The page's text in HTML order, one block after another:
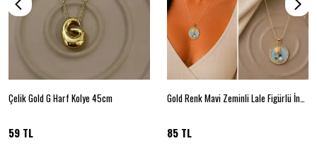
Çelik Gold G Harf Kolye 45cm
59 TL
Gold Renk Mavi Zeminli Lale Figürlü İnci Detaylı Yuvarlak Kolye
85 TL